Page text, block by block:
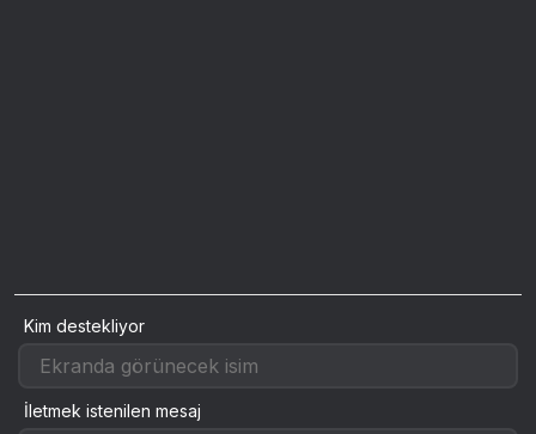
Kim destekliyor
İletmek istenilen mesaj